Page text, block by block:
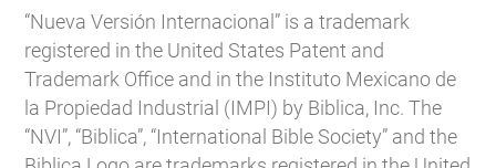
“Nueva Versión Internacional” is a trademark
registered in the United States Patent and
Trademark Office and in the Instituto Mexicano de
la Propiedad Industrial (IMPI) by Biblica, Inc. The
“NVI”, “Biblica”, “International Bible Society” and the